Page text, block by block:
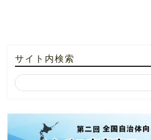
サイト内検索